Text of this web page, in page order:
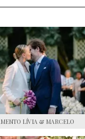
LÍVIA & MARCELO